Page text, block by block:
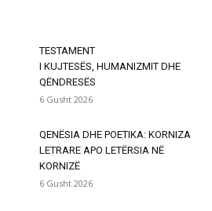
TESTAMENT
I KUJTESËS, HUMANIZMIT DHE
QËNDRESËS
6 Gusht 2026
QENËSIA DHE POETIKA: KORNIZA
LETRARE APO LETËRSIA NË
KORNIZË
6 Gusht 2026